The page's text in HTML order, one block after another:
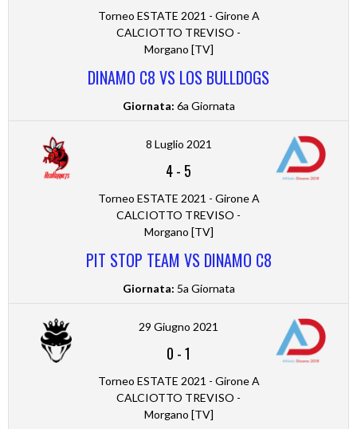
Torneo ESTATE 2021 - Girone A
CALCIOTTO TREVISO -
Morgano [TV]
DINAMO C8 VS LOS BULLDOGS
Giornata: 6a Giornata
8 Luglio 2021
4- 5
Torneo ESTATE 2021 - Girone A
CALCIOTTO TREVISO -
Morgano [TV]
PIT STOP TEAM VS DINAMO C8
Giornata: 5a Giornata
29 Giugno 2021
0 -1
Torneo ESTATE 2021 - Girone A
CALCIOTTO TREVISO -
Morgano [TV]